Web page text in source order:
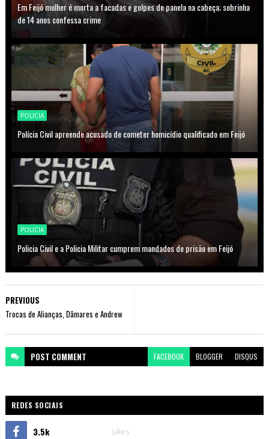
Em Feijó mulher é morta a facadas e golpes de panela na cabeça; sobrinha
de 14 anos confessa crime
POLICIA
Polícia Civil apreende acusado de cometer homicídio qualificado em Feijó
POLICIA
Policia Civil e a Policia Militar cumprem mandados de prisão em Feijó
PREVIOUS
Trocas de Alianças, Dâmares e Andrew
POST COMMENT FACEBOOK BLOGGER DISQUS
REDES SOCIAIS
3.5k Likes